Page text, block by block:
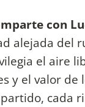
con
alejada del
el aire
y el valor de
cada